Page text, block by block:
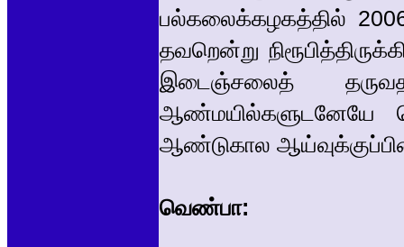
பல்கலைக்கழகத்தில்
தவறென்று
இடைஞ்சலைத்
ஆண்மயில்களுடனேயே
ஆண்டுகால ஆய்வுக்குப்பின்
வெண்பா: